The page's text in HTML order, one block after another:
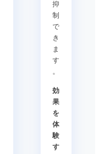
抑
制
で
き
ま
す
。
効
果
を
体
験
す